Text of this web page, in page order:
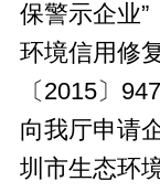
保警示企业
环境信用修
〔2015〕
向我厅申请
圳市生态环